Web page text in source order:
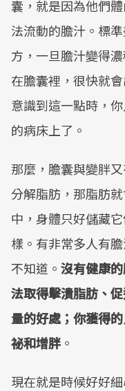
囊，就是因為他們
法流動的膽汁。標
方，一旦膽汁變得
在膽囊裡，很快就
意識到這一點時，
的病床上了。
那麼，膽囊與變胖
分解脂肪，那脂肪
中，身體只好儲藏
樣。有非常多人有
不知道。 沒有健康
法取得擊潰脂肪、
量的好處；你獲得
祕和增胖 。
現在就是時候好好